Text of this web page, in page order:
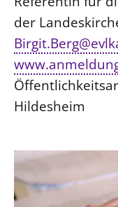
der
Hildesheim
Kontakt
Hintergrund
MITARBEIT
Ehrenamt
Freie Stellen
BIBLIOTHEK &